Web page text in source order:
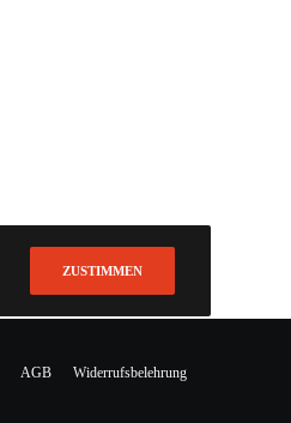
AGB Widerrufsbelehrung
ZUSTIMMEN